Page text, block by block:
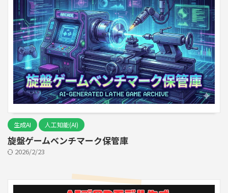
生成AI 人工知能(AI)
旋盤ゲームベンチマーク保管庫
2026/2/23